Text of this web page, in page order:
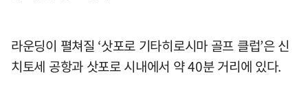
라운딩이 펼쳐질 ‘삿포로 기타히로시마 골프 클럽’은 신
치토세 공항과 삿포로 시내에서 약 40분 거리에 있다.